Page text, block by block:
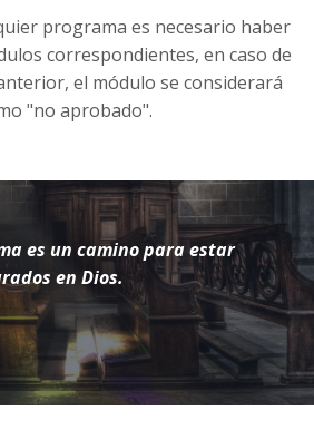
programa es necesario haber
correspondientes, en caso de
el módulo se considerará
"no aprobado".
es un camino para estar
en Dios.